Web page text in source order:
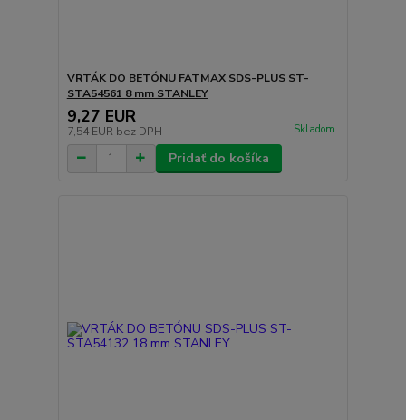
VRTÁK DO BETÓNU FATMAX SDS-PLUS ST-
STA54561 8 mm STANLEY
9,27 EUR
7,54 EUR bez DPH Skladom
Pridať do košíka